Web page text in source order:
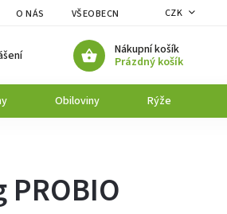
O NÁS VŠEOBECNÉ OBCHODNÍ PODMÍNKY
CZK
Nákupní košík
Prázdný košík
Obiloviny Rýže